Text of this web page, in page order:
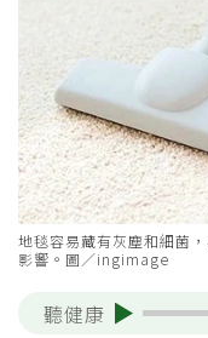
地毯容易藏有灰塵和細菌
影響。圖／ingimage
聽健康